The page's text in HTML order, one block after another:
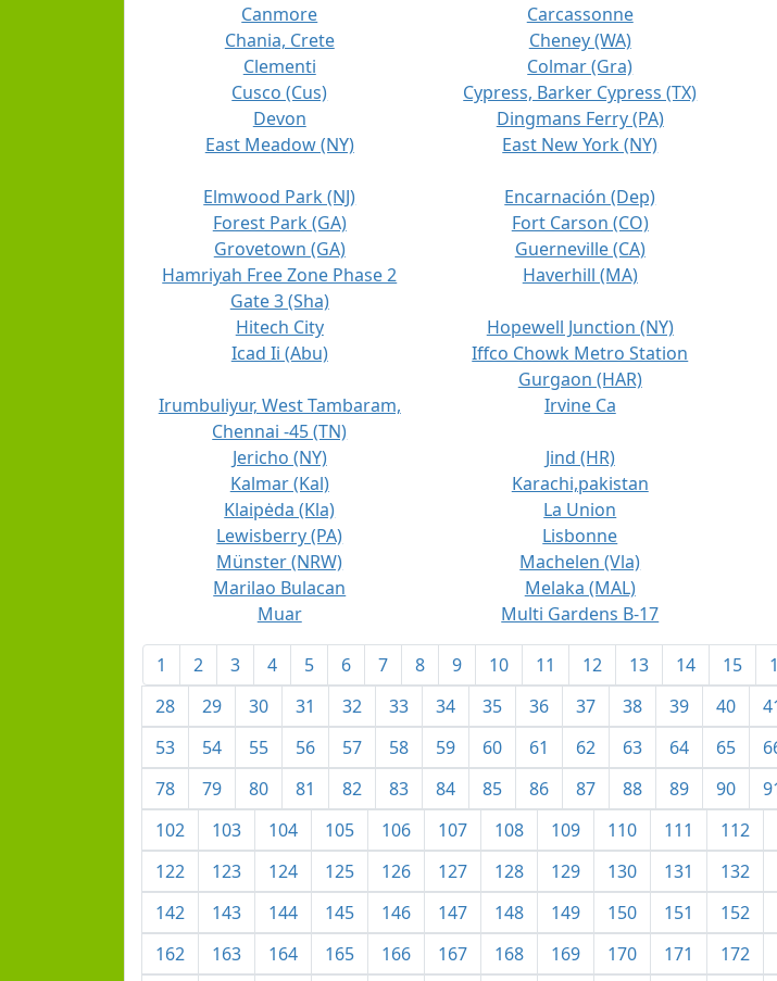
Canmore
Carcassonne
Chania, Crete
Cheney (WA)
Clementi
Colmar (Gra)
Cusco (Cus)
Cypress, Barker Cypress (TX)
Devon
Dingmans Ferry (PA)
East Meadow (NY)
East New York (NY)
Elmwood Park (NJ)
Encarnación (Dep)
Forest Park (GA)
Fort Carson (CO)
Grovetown (GA)
Guerneville (CA)
Hamriyah Free Zone Phase 2
Gate 3 (Sha)
Haverhill (MA)
Hitech City Hopewell Junction (NY)
Icad Ii (Abu)
Iffco Chowk Metro Station
Gurgaon (HAR)
Irumbuliyur, West Tambaram,
Chennai -45 (TN)
Irvine Ca
Jericho (NY)
Jind (HR)
Kalmar (Kal)
Karachi,pakistan
Klaipėda (Kla)
La Union
Lewisberry (PA)
Lisbonne
Münster (NRW)
Machelen (Vla)
Marilao Bulacan
Melaka (MAL)
Muar
Multi Gardens B-17
1 2 3 4 5 6 7 8 9 10 11 12 13 14 15
28
29 30 31 32 33 34 35 36 37 38 39 40
53
54 55 56 57 58 59 60 61 62 63 64 65
78
79 80 81 82 83 84 85 86 87 88 89 90
102
103 104 105 106 107 108 109 110 111 112
122
123 124 125 126 127 128 129 130 131 132
142
143 144 145 146 147 148 149 150 151 152
162
163 164 165 166 167 168 169 170 171 172